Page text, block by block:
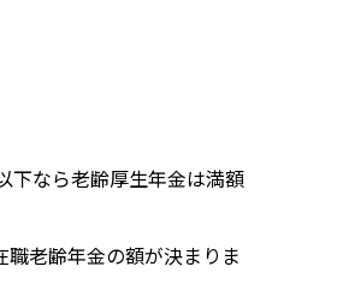
下なら老齢厚生年金は満額
老齢年金の額が決まりま